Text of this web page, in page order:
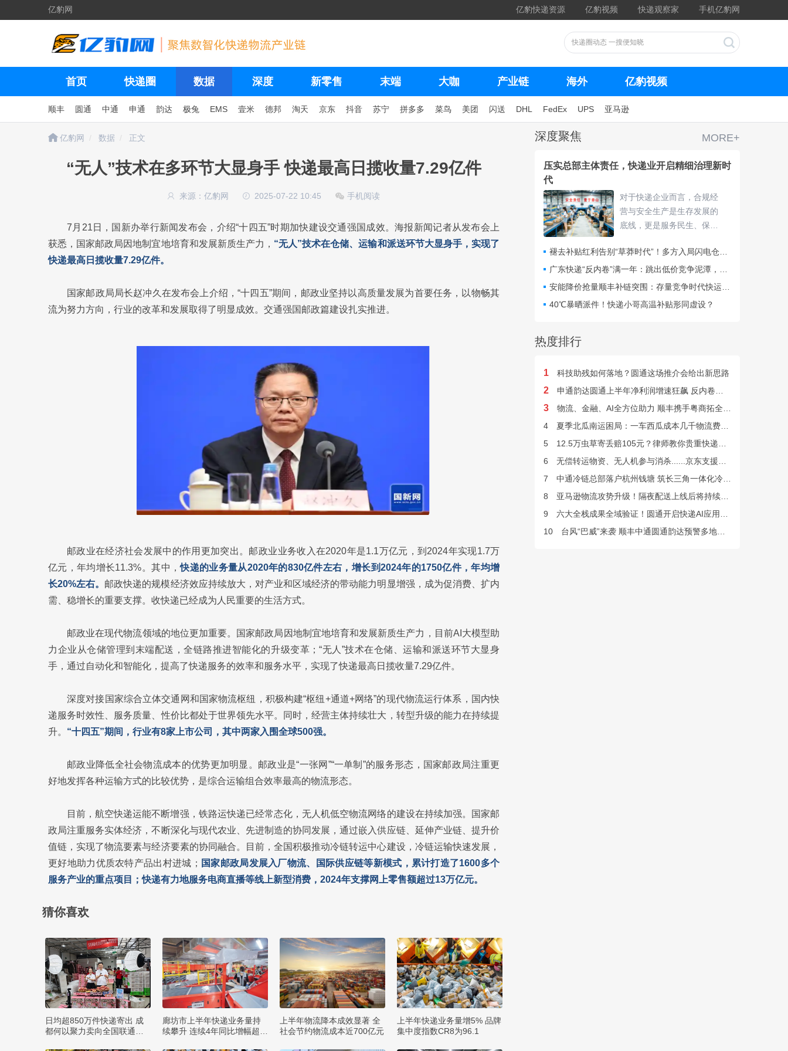
亿豹网 亿豹快递资源 亿豹视频 快递观察家 手机亿豹网
首页 快递圈 数据 深度 新零售 末端 大咖 产业链 海外 亿豹视频
顺丰 圆通 中通 申通 韵达 极兔 EMS 壹米 德邦 淘天 京东 抖音 苏宁 拼多多 菜鸟 美团 闪送 DHL FedEx UPS 亚马逊
亿豹网 数据 正文
“无人”技术在多环节大显身手 快递最高日揽收量7.29亿件
来源：亿豹网 2025-07-22 10:45 手机阅读
7月21日，国新办举行新闻发布会，介绍“十四五”时期加快建设交通强国成效。海报新闻记者从发布会上
获悉，国家邮政局因地制宜地培育和发展新质生产力， “无人”技术在仓储、运输和派送环节大显身手，实现了
快递最高日揽收量7.29亿件。
国家邮政局局长赵冲久在发布会上介绍，“十四五”期间，邮政业坚持以高质量发展为首要任务，以物畅其
流为努力方向，行业的改革和发展取得了明显成效。交通强国邮政篇建设扎实推进。
邮政业在经济社会发展中的作用更加突出。邮政业业务收入在2020年是1.1万亿元，到2024年实现1.7万
亿元，年均增长11.3%。其中，快递的业务量从2020年的830亿件左右，增长到2024年的1750亿件，年均增
长20%左右。 邮政快递的规模经济效应持续放大，对产业和区域经济的带动能力明显增强，成为促消费、扩内
需、稳增长的重要支撑。收快递已经成为人民重要的生活方式。
邮政业在现代物流领域的地位更加重要。国家邮政局因地制宜地培育和发展新质生产力，目前AI大模型助
力企业从仓储管理到末端配送，全链路推进智能化的升级变革；“无人”技术在仓储、运输和派送环节大显身
手，通过自动化和智能化，提高了快递服务的效率和服务水平，实现了快递最高日揽收量7.29亿件。
深度对接国家综合立体交通网和国家物流枢纽，积极构建“枢纽+通道+网络”的现代物流运行体系，国内快
递服务时效性、服务质量、性价比都处于世界领先水平。同时，经营主体持续壮大，转型升级的能力在持续提
升。 “十四五”期间，行业有8家上市公司，其中两家入围全球500强。
邮政业降低全社会物流成本的优势更加明显。邮政业是“一张网”“一单制”的服务形态，国家邮政局注重更
好地发挥各种运输方式的比较优势，是综合运输组合效率最高的物流形态。
目前，航空快递运能不断增强，铁路运快递已经常态化，无人机低空物流网络的建设在持续加强。国家邮
政局注重服务实体经济，不断深化与现代农业、先进制造的协同发展，通过嵌入供应链、延伸产业链、提升价
值链，实现了物流要素与经济要素的协同融合。目前，全国积极推动冷链转运中心建设，冷链运输快速发展，
更好地助力优质农特产品出村进城； 国家邮政局发展入厂物流、国际供应链等新模式，累计打造了1600多个
服务产业的重点项目；快递有力地服务电商直播等线上新型消费，2024年支撑网上零售额超过13万亿元。
猜你喜欢
日均超850万件快递寄出 成
都何以聚力卖向全国联通全
廊坊市上半年快递业务量持
续攀升 连续4年同比增幅超2
上半年物流降本成效显著 全
社会节约物流成本近700亿元
上半年快递业务量增5% 品牌
集中度指数CR8为96.1
MORE+
深度聚焦
压实总部主体责任，快递业开启精细治理新时
代
对于快递企业而言，合规经
营与安全生产是生存发展的
底线，更是服务民生、保障
的违规处罚与安全隐患，不
仅扰乱行业秩序，更直接威
胁群众寄递安全与公共安
40℃暴晒派件！快递小哥高温补贴形同虚设？
热度排行
1 科技助残如何落地？圆通这场推介会给出新思路
2 申通韵达圆通上半年净利润增速狂飙 反内卷效果显现
3
物流、金融、AI全方位助力 顺丰携手粤商拓全球市场
4
夏季北瓜南运困局：一车西瓜成本几千物流费上万谁来解？
5
12.5万虫草寄丢赔105元？律师教你贵重快递丢失如何维权
6
无偿转运物资、无人机参与消杀......京东支援广西灾后重建
7
中通冷链总部落户杭州钱塘 筑长三角一体化冷链中枢基地
8
亚马逊物流攻势升级！隔夜配送上线后将持续挤压快递巨头
9
六大全栈成果全域验证！圆通开启快递AI应用规模化落地
10
台风“巴威”来袭 顺丰中通圆通韵达预警多地快件派送延误